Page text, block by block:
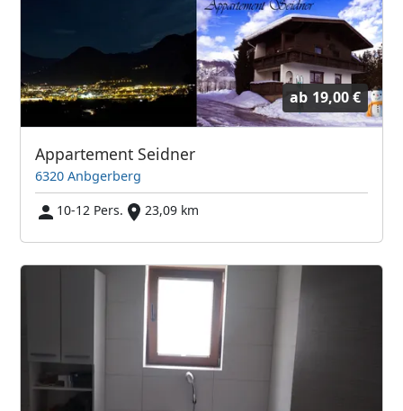
ab 19,00 €
Appartement Seidner
6320 Anbgerberg
10-12 Pers.
23,09 km